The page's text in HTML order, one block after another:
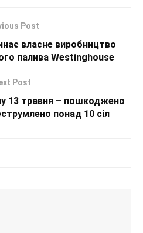
Post
власне виробництво
палива Westinghouse
Post
13 травня – пошкоджено
понад 10 сіл